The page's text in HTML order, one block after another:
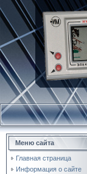
Меню сайта
Главная страница
Информация о сайте